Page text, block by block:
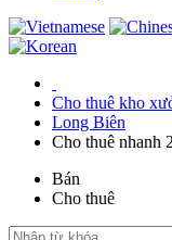
Cho thuê kho
Long Biên
Cho thuê nhanh
Bán
Cho thuê